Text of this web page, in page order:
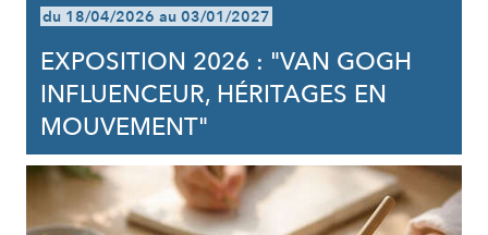
du 18/04/2026 au 03/01/2027
EXPOSITION 2026 : "VAN GOGH
INFLUENCEUR, HÉRITAGES EN
MOUVEMENT"